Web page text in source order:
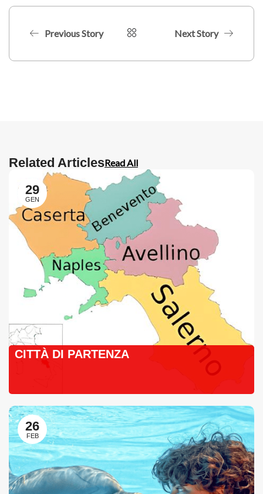
Previous Story Next Story
Related ArticlesRead All
29
GEN
CITTÀ DI PARTENZA
26
FEB